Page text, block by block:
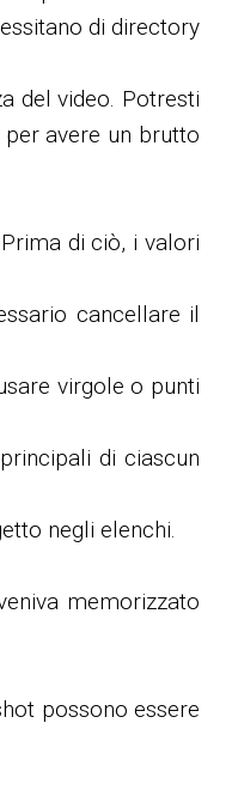
di directory
del video. Potresti
avere un brutto
di ciò, i valori
cancellare il
virgole o punti
di ciascun
negli elenchi.
memorizzato
possono essere